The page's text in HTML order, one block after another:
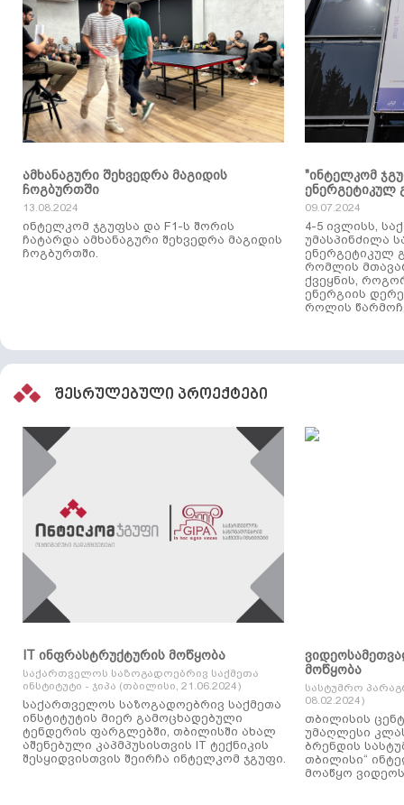
ამხანაგური შეხვედრა მაგიდის
ჩოგბურთში
13.08.2024
ინტელკომ ჯგუფსა და F1-ს შორის
ჩატარდა ამხანაგური შეხვედრა მაგიდის
ჩოგბურთში.
"ინტელკომ
ენერგეტიკულ
09.07.2024
4-5 ივლისს,
უმასპინძილა
ენერგეტიკულ
რომლის
ქვეყნის,
ენერგიის
როლის
შესრულებული პროექტები
IT ინფრასტრუქტურის მოწყობა
საქართველოს საზოგადოებრივ საქმეთა
ინსტიტუტი - ჯიპა (თბილისი, 21.06.2024)
საქართველოს საზოგადოებრივ საქმეთა
ინსტიტუტის მიერ გამოცხადებული
ტენდერის ფარგლებში, თბილისში ახალ
აშენებული კაპმპუსისთვის IT ტექნიკის
შესყიდვისთვის შეირჩა ინტელკომ ჯგუფი.
მოწყობა
სასტუმრო
08.02.2024)
თბილისის
უმაღლესი
ბრენდის
თბილისი“
მოაწყო